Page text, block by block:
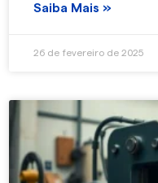
Saiba Mais »
26 de fevereiro de 2025